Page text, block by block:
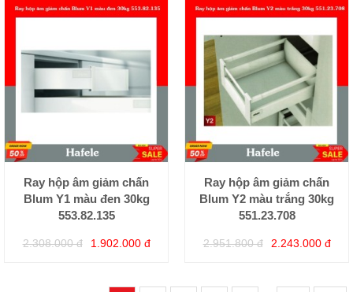
Ray hộp âm giảm chấn
Blum Y1 màu đen 30kg
553.82.135
2.308.000 đ 1.902.000 đ
Ray hộp âm giảm chấn
Blum Y2 màu trắng 30kg
551.23.708
2.951.800 đ 2.243.000 đ